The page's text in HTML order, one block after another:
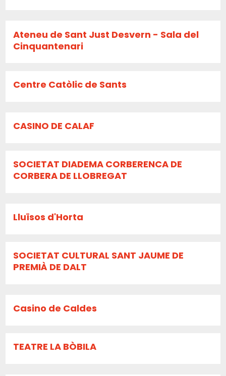
Ateneu de Sant Just Desvern - Sala del
Cinquantenari
Centre Catòlic de Sants
CASINO DE CALAF
SOCIETAT DIADEMA CORBERENCA DE
CORBERA DE LLOBREGAT
Lluïsos d'Horta
SOCIETAT CULTURAL SANT JAUME DE
PREMIÀ DE DALT
Casino de Caldes
TEATRE LA BÒBILA